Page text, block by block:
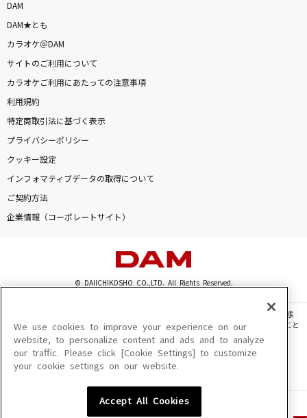
DAM
DAM★とも
カラオケ＠DAM
サイトのご利用について
カラオケご利用にあたっての注意事項
利用規約
特定商取引法に基づく表示
プライバシーポリシー
クッキー設定
インフォマティブデータの取得について
ご契約方法
企業情報（コーポレートサイト）
© DAIICHIKOSHO CO.,LTD. All Rights Reserved.
このサイトに掲載されている一切の文章・画像・写真・動画・音声等を、手段や形態
を問わず、著作権法の定める範囲を超えて無断で複製、転載、ファイル化などすること
を禁じます。
楽曲及びコンテンツは、機種によりご利用いただけない場合があります。
楽曲及びコンテンツの配信日、配信内容が変更になる場合があります。
We use cookies to improve your experience on our
website, to personalize content and ads and to analyze
our traffic. Please click [Cookie Settings] to customize
your cookie settings on our website.
Accept All Cookies